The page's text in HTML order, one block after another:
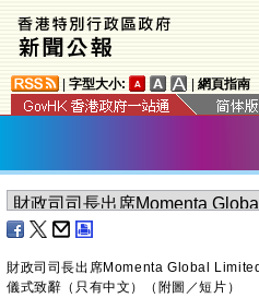
字型大小: 網頁指南
財政司司長出席Momenta Global
儀式致辭（只有中文）（附圖／短片）